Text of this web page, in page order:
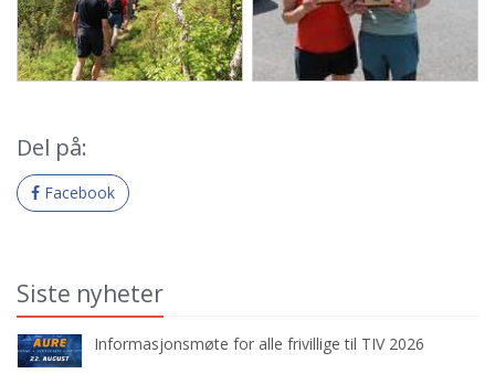
Del på:
Facebook
Siste nyheter
Informasjonsmøte for alle frivillige til TIV 2026